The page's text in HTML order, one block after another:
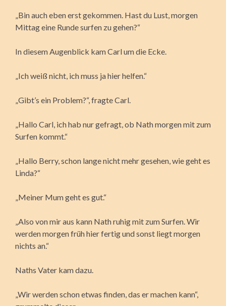
„Bin auch eben erst gekommen. Hast du Lust, morgen
Mittag eine Runde surfen zu gehen?“
In diesem Augenblick kam Carl um die Ecke.
„Ich weiß nicht, ich muss ja hier helfen.“
„Gibt’s ein Problem?“, fragte Carl.
„Hallo Carl, ich hab nur gefragt, ob Nath morgen mit zum
Surfen kommt.“
„Hallo Berry, schon lange nicht mehr gesehen, wie geht es
Linda?“
„Meiner Mum geht es gut.“
„Also von mir aus kann Nath ruhig mit zum Surfen. Wir
werden morgen früh hier fertig und sonst liegt morgen
nichts an.“
Naths Vater kam dazu.
„Wir werden schon etwas finden, das er machen kann“,